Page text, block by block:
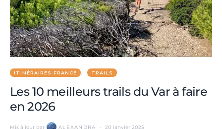
ITINÉRAIRES FRANCE TRAILS
Les 10 meilleurs trails du Var à faire
en 2026
Mis à jour par ALEXANDRA 20 janvier 2025